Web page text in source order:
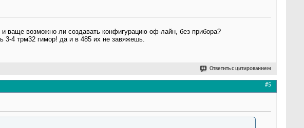
ваще возможно ли создавать конфигурацию оф-лайн, без прибора?
3-4 трм32 гимор! да и в 485 их не завяжешь.
Ответить с цитированием
#5